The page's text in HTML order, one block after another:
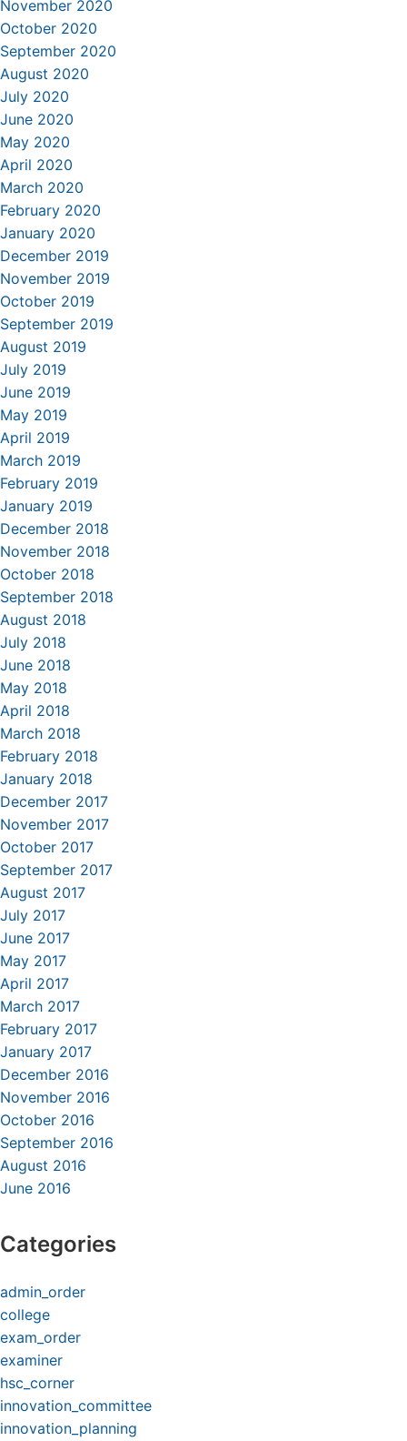
November 2020
October 2020
September 2020
August 2020
July 2020
June 2020
May 2020
April 2020
March 2020
February 2020
January 2020
December 2019
November 2019
October 2019
September 2019
August 2019
July 2019
June 2019
May 2019
April 2019
March 2019
February 2019
January 2019
December 2018
November 2018
October 2018
September 2018
August 2018
July 2018
June 2018
May 2018
April 2018
March 2018
February 2018
January 2018
December 2017
November 2017
October 2017
September 2017
August 2017
July 2017
June 2017
May 2017
April 2017
March 2017
February 2017
January 2017
December 2016
November 2016
October 2016
September 2016
August 2016
June 2016
Categories
admin_order
college
exam_order
examiner
hsc_corner
innovation_committee
innovation_planning